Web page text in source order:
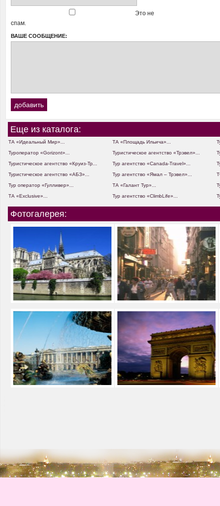
Это не
спам.
ВАШЕ СООБЩЕНИЕ:
Еще из каталога:
ТА «Идеальный Мир»... ТА «Площадь Ильича»...
Туроператор «Gorizont»...
Туристическое агентство «Трэвел»...
Туристическое агентство «Круиз-Тр...
Тур агентство «Canada-Travel»...
Туристическое агентство «АБЗ»...
Тур агентство «Ямал – Трэвел»...
Тур оператор «Гулливер»...
ТА «Галант Тур»...
ТА «Exclusive»...
Тур агентство «ClimbLife»...
Фотогалерея: